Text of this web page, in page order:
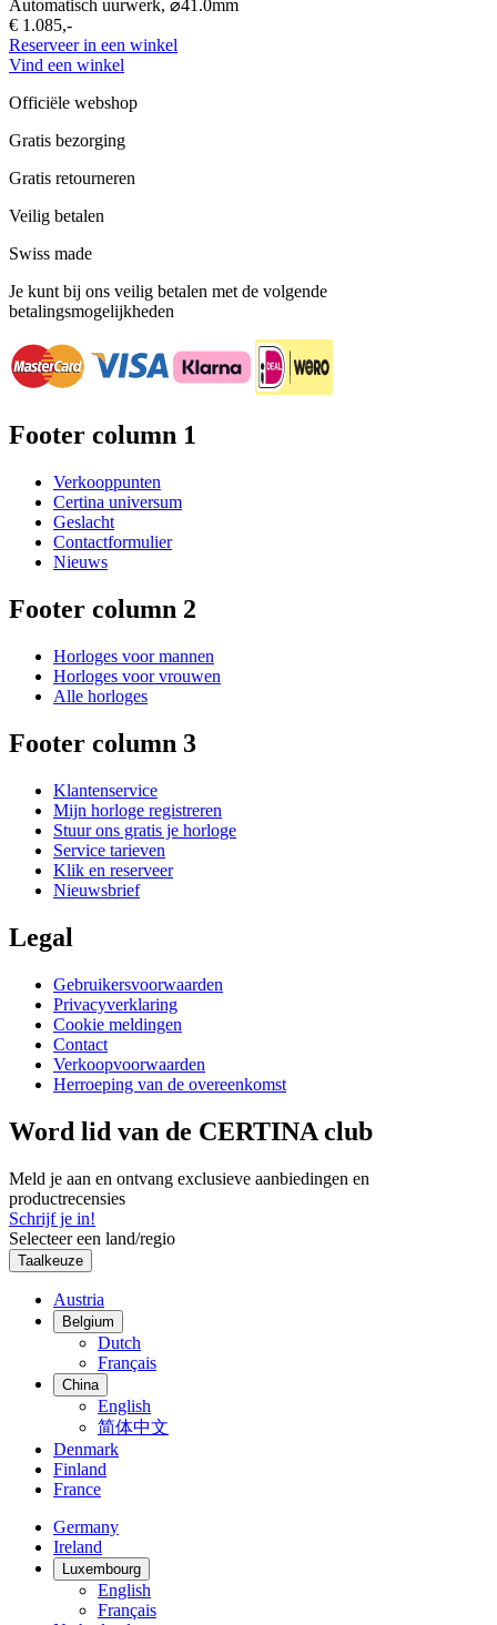
Automatisch uurwerk, ⌀41.0mm
€ 1.085,-
Reserveer in een winkel
Vind een winkel
Officiële webshop
Gratis bezorging
Gratis retourneren
Veilig betalen
Swiss made
Je kunt bij ons veilig betalen met de volgende
betalingsmogelijkheden
Footer column 1
Verkooppunten
Certina universum
Geslacht
Contactformulier
Nieuws
Footer column 2
Horloges voor mannen
Horloges voor vrouwen
Alle horloges
Footer column 3
Klantenservice
Mijn horloge registreren
Stuur ons gratis je horloge
Service tarieven
Klik en reserveer
Nieuwsbrief
Legal
Gebruikersvoorwaarden
Privacyverklaring
Cookie meldingen
Contact
Verkoopvoorwaarden
Herroeping van de overeenkomst
Word lid van de CERTINA club
Meld je aan en ontvang exclusieve aanbiedingen en
productrecensies
Schrijf je in!
Selecteer een land/regio
Taalkeuze
Austria
Belgium
Dutch
Français
China
English
简体中文
Denmark
Finland
France
Germany
Ireland
Luxembourg
English
Français